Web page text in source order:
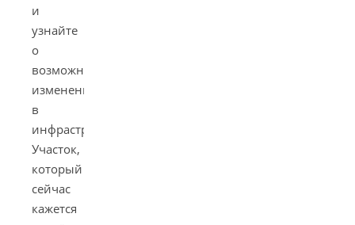
и
узнайте
о
возможных
изменениях
в
инфраструктуре.
Участок,
который
сейчас
кажется